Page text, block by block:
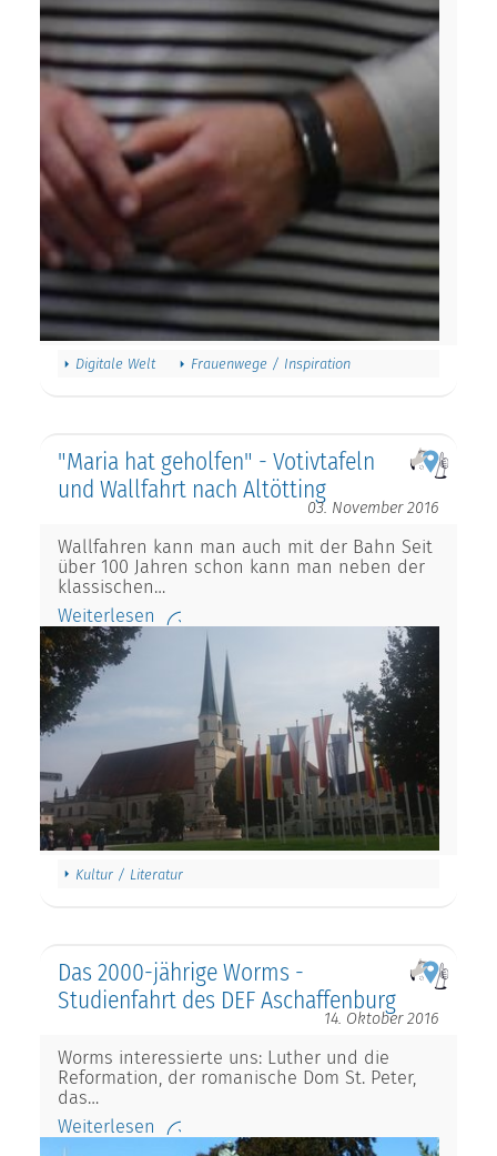
Digitale Welt Frauenwege / Inspiration
"Maria hat geholfen" - Votivtafeln
und Wallfahrt nach Altötting
03. November 2016
Wallfahren kann man auch mit der Bahn Seit
über 100 Jahren schon kann man neben der
klassischen…
Weiterlesen
Kultur / Literatur
Das 2000-jährige Worms -
Studienfahrt des DEF Aschaffenburg
14. Oktober 2016
Worms interessierte uns: Luther und die
Reformation, der romanische Dom St. Peter,
das…
Weiterlesen